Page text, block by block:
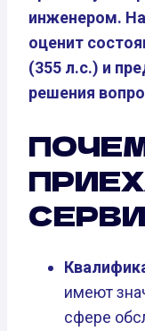
инженером.
оценит
(355 л.с.) и
решения
имеют
сфере